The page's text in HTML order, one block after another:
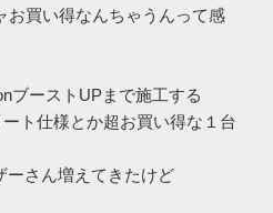
お買い得なんちゃうんって感
ブーストUPまで施工する
ト仕様とか超お買い得な１台
ーさん増えてきたけど